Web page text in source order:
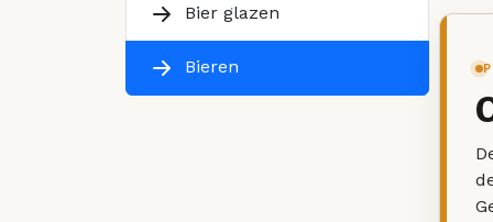
Bier glazen
Bieren